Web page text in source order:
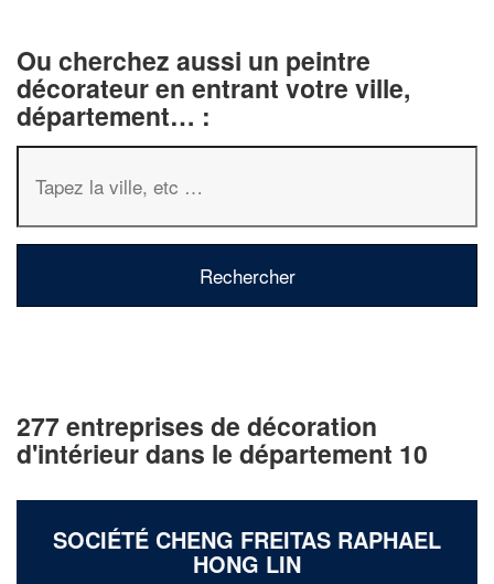
Ou cherchez aussi un peintre
décorateur en entrant votre ville,
département… :
277 entreprises de décoration
d'intérieur dans le département 10
SOCIÉTÉ CHENG FREITAS RAPHAEL
HONG LIN